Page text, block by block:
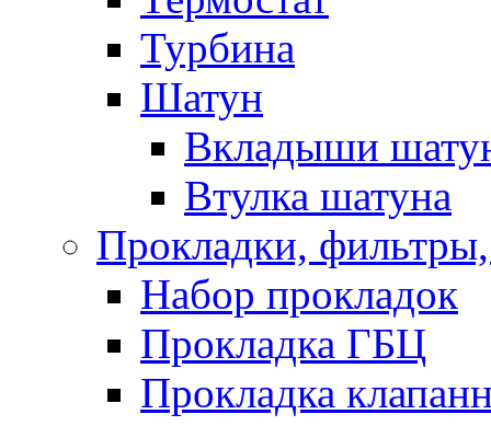
Турбина
Шатун
Вкладыши
Втулка шатуна
Прокладки,
Набор прокладок
Прокладка ГБЦ
Прокладка